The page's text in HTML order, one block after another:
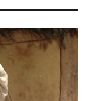
wirklich
guten